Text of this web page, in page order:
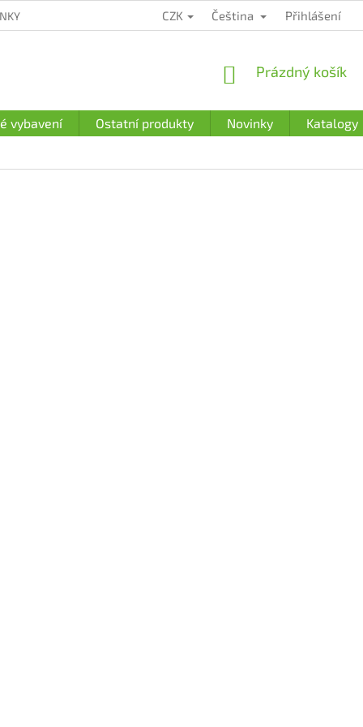
PODMÍNKY OCHRANY OSOBNÍCH
CZK Čeština Přihlášení
NÁKUPNÍ
Prázdný košík
vybavení Ostatní produkty Novinky Katalogy